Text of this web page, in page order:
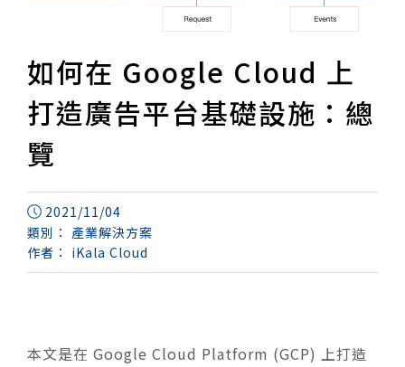
如何在 Google Cloud 上
打造廣告平台基礎設施：總
覽
2021/11/04
類別： 產業解決方案
作者： iKala Cloud
本文是在 Google Cloud Platform (GCP) 上打造